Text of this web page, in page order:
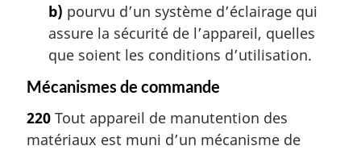
b) pourvu d’un système d’éclairage qui
assure la sécurité de l’appareil, quelles
que soient les conditions d’utilisation.
Mécanismes de commande
220 Tout appareil de manutention des
matériaux est muni d’un mécanisme de